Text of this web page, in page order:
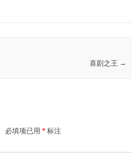
喜剧之王 →
必填项已用 * 标注